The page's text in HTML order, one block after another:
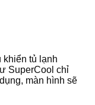
khiển tủ lạnh
SuperCool chỉ
màn hình sẽ